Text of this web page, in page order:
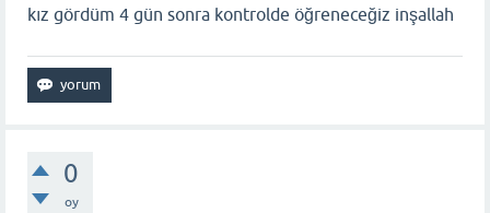
kız gördüm 4 gün sonra kontrolde öğreneceğiz inşallah
0
oy